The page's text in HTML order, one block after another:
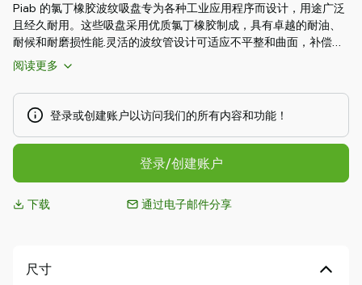
Piab 的氯丁橡胶波纹吸盘专为各种工业应用程序而设计，用途广泛
且经久耐用。这些吸盘采用优质氯丁橡胶制成，具有卓越的耐油、
耐候和耐磨损性能.灵活的波纹管设计可适应不平整和曲面，补偿高
度差，确保安全抓取。它们适用于汽车、包装和一般制造业，即使
在严苛环境下也能提供稳定持久的性能。
阅读更多
登录或创建账户以访问我们的所有内容和功能！
登录/创建账户
下载 通过电子邮件分享
尺寸
我
们
支
持
寻
找
合
Old